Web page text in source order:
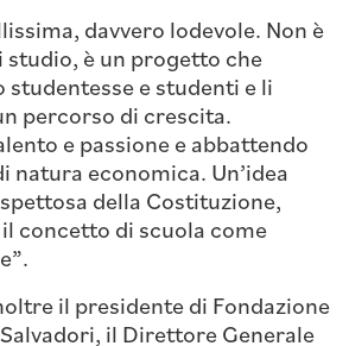
davvero lodevole. Non è
studio, è un progetto che
studentesse e studenti e li
percorso di crescita.
e passione e abbattendo
natura economica. Un’idea
della Costituzione,
concetto di scuola come
il presidente di Fondazione
il Direttore Generale